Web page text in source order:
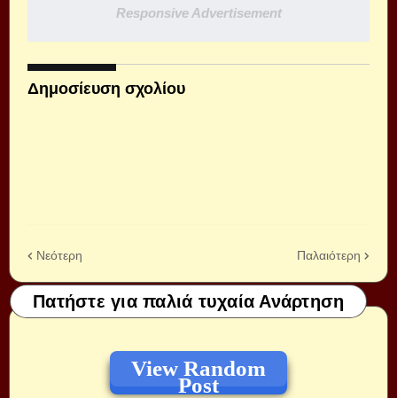
Responsive Advertisement
Δημοσίευση σχολίου
Νεότερη Παλαιότερη
Πατήστε για παλιά τυχαία Ανάρτηση
View Random
Post